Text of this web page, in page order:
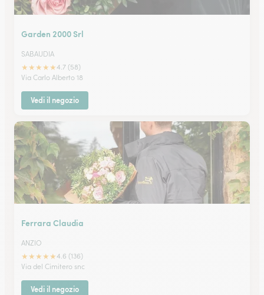
Garden 2000 Srl
SABAUDIA
★★★★★4.7 (58)
Via Carlo Alberto 18
Vedi il negozio
Ferrara Claudia
ANZIO
★★★★★4.6 (136)
Via del Cimitero snc
Vedi il negozio